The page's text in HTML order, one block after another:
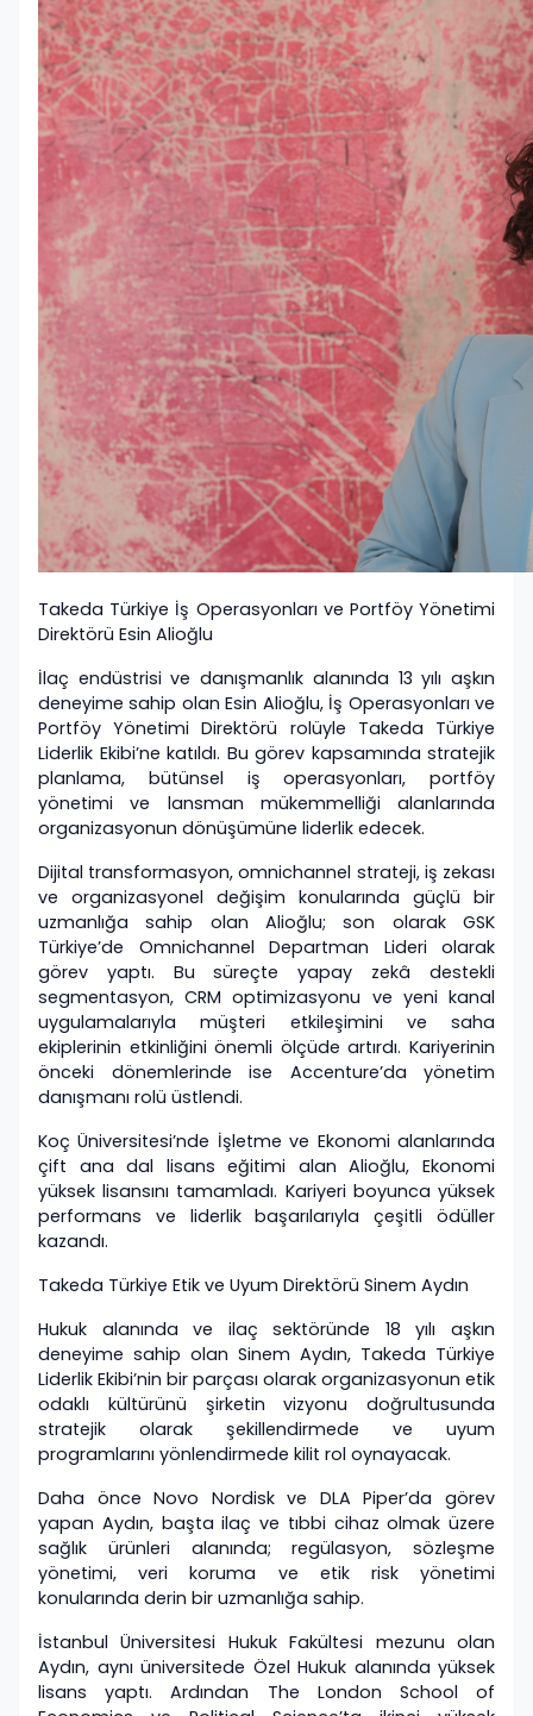
Takeda Türkiye İş Operasyonları ve Portföy Yönetimi
Direktörü Esin Alioğlu
İlaç endüstrisi ve danışmanlık alanında 13 yılı aşkın
deneyime sahip olan Esin Alioğlu, İş Operasyonları ve
Portföy Yönetimi Direktörü rolüyle Takeda Türkiye
Liderlik Ekibi’ne katıldı. Bu görev kapsamında stratejik
planlama, bütünsel iş operasyonları, portföy
yönetimi ve lansman mükemmelliği alanlarında
organizasyonun dönüşümüne liderlik edecek.
Dijital transformasyon, omnichannel strateji, iş zekası
ve organizasyonel değişim konularında güçlü bir
uzmanlığa sahip olan Alioğlu; son olarak GSK
Türkiye’de Omnichannel Departman Lideri olarak
görev yaptı. Bu süreçte yapay zekâ destekli
segmentasyon, CRM optimizasyonu ve yeni kanal
uygulamalarıyla müşteri etkileşimini ve saha
ekiplerinin etkinliğini önemli ölçüde artırdı. Kariyerinin
önceki dönemlerinde ise Accenture’da yönetim
danışmanı rolü üstlendi.
Koç Üniversitesi’nde İşletme ve Ekonomi alanlarında
çift ana dal lisans eğitimi alan Alioğlu, Ekonomi
yüksek lisansını tamamladı. Kariyeri boyunca yüksek
performans ve liderlik başarılarıyla çeşitli ödüller
kazandı.
Takeda Türkiye Etik ve Uyum Direktörü Sinem Aydın
Hukuk alanında ve ilaç sektöründe 18 yılı aşkın
deneyime sahip olan Sinem Aydın, Takeda Türkiye
Liderlik Ekibi’nin bir parçası olarak organizasyonun etik
odaklı kültürünü şirketin vizyonu doğrultusunda
stratejik olarak şekillendirmede ve uyum
programlarını yönlendirmede kilit rol oynayacak.
Daha önce Novo Nordisk ve DLA Piper’da görev
yapan Aydın, başta ilaç ve tıbbi cihaz olmak üzere
sağlık ürünleri alanında; regülasyon, sözleşme
yönetimi, veri koruma ve etik risk yönetimi
konularında derin bir uzmanlığa sahip.
İstanbul Üniversitesi Hukuk Fakültesi mezunu olan
Aydın, aynı üniversitede Özel Hukuk alanında yüksek
lisans yaptı. Ardından The London School of